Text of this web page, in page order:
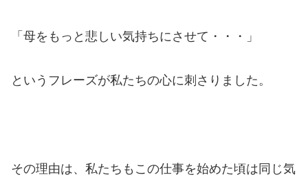
「母をもっと悲しい気持ちにさせて・・・」
というフレーズが私たちの心に刺さりました。
その理由は、私たちもこの仕事を始めた頃は同じ気